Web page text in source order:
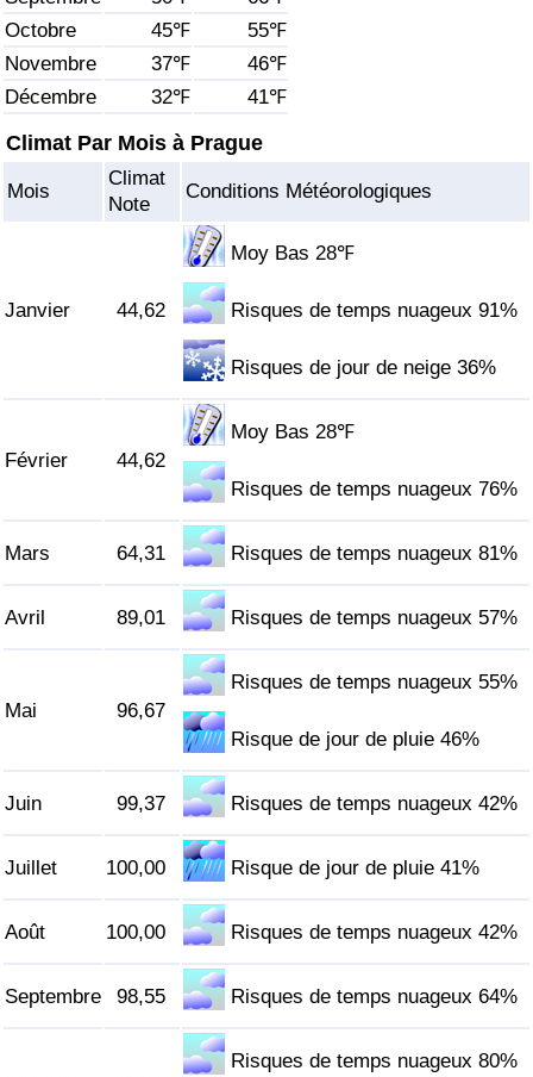
Octobre
45℉
55℉
Novembre
37℉
46℉
Décembre
32℉ 41℉
Climat Par Mois à Prague
Mois
Climat
Note
Conditions Météorologiques
Janvier 44,62
Moy Bas 28℉
Risques de temps nuageux 91%
Risques de jour de neige 36%
Février 44,62
Moy Bas 28℉
Risques de temps nuageux 76%
Mars 64,31 Risques de temps nuageux 81%
Avril 89,01 Risques de temps nuageux 57%
Mai 96,67
Risques de temps nuageux 55%
Risque de jour de pluie 46%
Juin 99,37 Risques de temps nuageux 42%
Juillet 100,00 Risque de jour de pluie 41%
Août 100,00 Risques de temps nuageux 42%
Septembre 98,55 Risques de temps nuageux 64%
Risques de temps nuageux 80%
Soins de santé
Indice des soins de santé (Actuel)
Indice des soins de santé par Pays
Indice de Pollution (Actuel)
Indice de pollution
Indice de Pollution par Pays
Indice de Trafic (Actuel)
Indice de Trafic par Pays